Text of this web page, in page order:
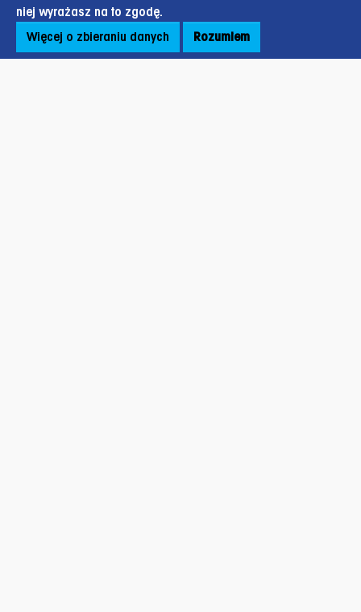
niej wyrażasz na to zgodę.
Więcej o zbieraniu danych
Rozumiem